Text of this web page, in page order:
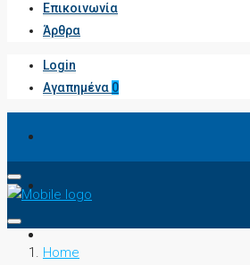
Επικοινωνία
Άρθρα
Login
Αγαπημένα 0
Home